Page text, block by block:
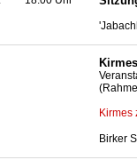
Kirmes
Birker